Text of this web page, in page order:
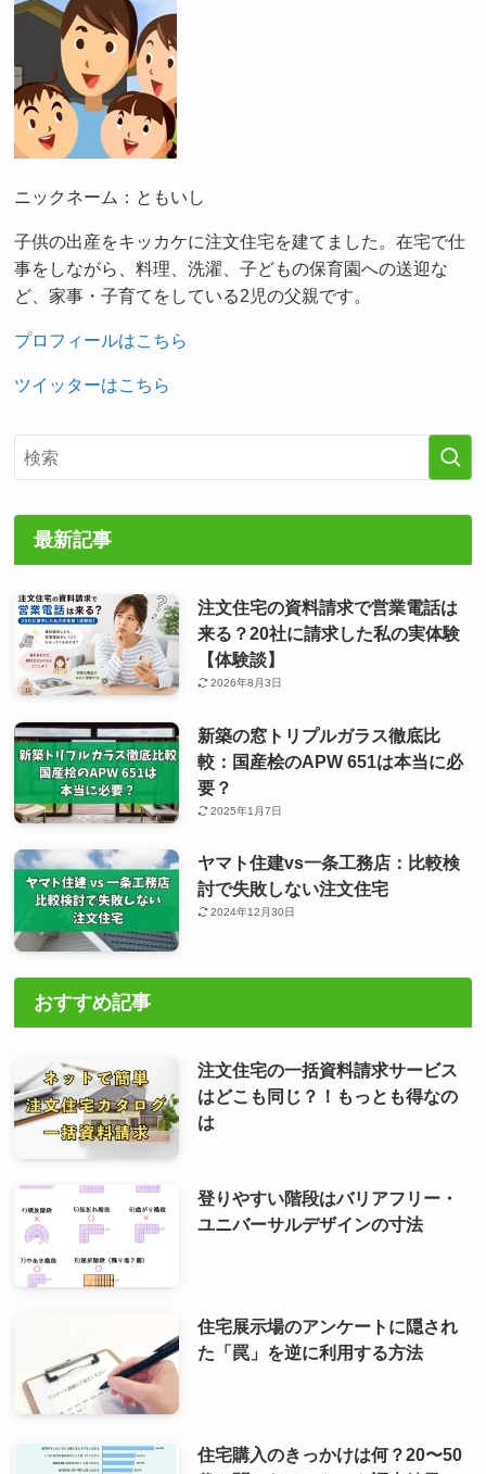
ニックネーム：ともいし
子供の出産をキッカケに注文住宅を建てました。在宅で仕
事をしながら、料理、洗濯、子どもの保育園への送迎な
ど、家事・子育てをしている2児の父親です。
プロフィールはこちら
ツイッターはこちら
最新記事
注文住宅の資料請求で営業電話は
来る？20社に請求した私の実体験
【体験談】
2026年8月3日
新築の窓トリプルガラス徹底比
較：国産桧のAPW 651は本当に必
要？
2025年1月7日
ヤマト住建vs一条工務店：比較検
討で失敗しない注文住宅
2024年12月30日
おすすめ記事
注文住宅の一括資料請求サービス
はどこも同じ？！もっとも得なの
は
登りやすい階段はバリアフリー・
ユニバーサルデザインの寸法
住宅展示場のアンケートに隠され
た「罠」を逆に利用する方法
住宅購入のきっかけは何？20〜50